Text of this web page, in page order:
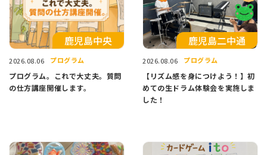
⿅児島中央
2026.08.06 プログラム
プログラム。これで大丈夫。質問
の仕方講座開催します。
鹿児島二中通
2026.08.06 プログラム
【リズム感を身につけよう！】初
めての生ドラム体験会を実施しま
した！